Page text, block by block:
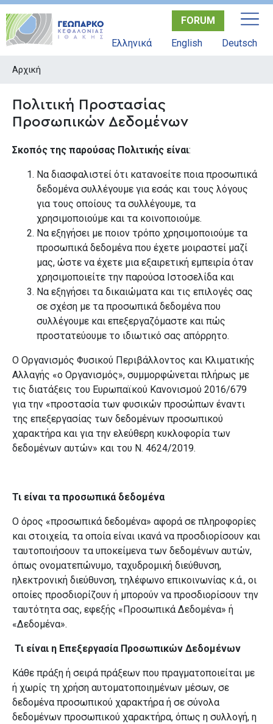
Παράκαμψη
FORUM
Ελληνικά
English Deutsch
Αρχική
Πολιτική Προστασίας
Προσωπικών Δεδομένων
Σκοπός της παρούσας Πολιτικής είναι:
Να διασφαλιστεί ότι κατανοείτε ποια προσωπικά
δεδομένα συλλέγουμε για εσάς και τους λόγους
για τους οποίους τα συλλέγουμε, τα
χρησιμοποιούμε και τα κοινοποιούμε.
Να εξηγήσει με ποιον τρόπο χρησιμοποιούμε τα
προσωπικά δεδομένα που έχετε μοιραστεί μαζί
μας, ώστε να έχετε μια εξαιρετική εμπειρία όταν
χρησιμοποιείτε την παρούσα Ιστοσελίδα και
Να εξηγήσει τα δικαιώματα και τις επιλογές σας
σε σχέση με τα προσωπικά δεδομένα που
συλλέγουμε και επεξεργαζόμαστε και πώς
προστατεύουμε το ιδιωτικό σας απόρρητο.
Ο Οργανισμός Φυσικού Περιβάλλοντος και Κλιματικής
Αλλαγής «ο Οργανισμός», συμμορφώνεται πλήρως με
τις διατάξεις του Ευρωπαϊκού Κανονισμού 2016/679
για την «προστασία των φυσικών προσώπων έναντι
της επεξεργασίας των δεδομένων προσωπικού
χαρακτήρα και για την ελεύθερη κυκλοφορία των
δεδομένων αυτών» και του Ν. 4624/2019.
Τι είναι τα προσωπικά δεδομένα
Ο όρος «προσωπικά δεδομένα» αφορά σε πληροφορίες
και στοιχεία, τα οποία είναι ικανά να προσδιορίσουν και
ταυτοποιήσουν τα υποκείμενα των δεδομένων αυτών,
όπως ονοματεπώνυμο, ταχυδρομική διεύθυνση,
ηλεκτρονική διεύθυνση, τηλέφωνο επικοινωνίας κ.ά., οι
οποίες προσδιορίζουν ή μπορούν να προσδιορίσουν την
ταυτότητα σας, εφεξής «Προσωπικά Δεδομένα» ή
«Δεδομένα».
Τι είναι η Επεξεργασία Προσωπικών Δεδομένων
Κάθε πράξη ή σειρά πράξεων που πραγματοποιείται με
ή χωρίς τη χρήση αυτοματοποιημένων μέσων, σε
δεδομένα προσωπικού χαρακτήρα ή σε σύνολα
δεδομένων προσωπικού χαρακτήρα, όπως η συλλογή, η